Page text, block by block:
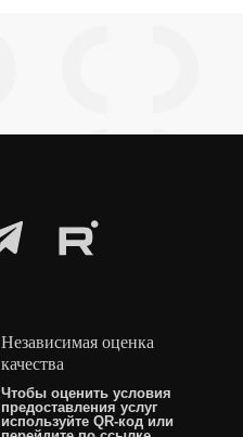
Независимая оценка
качества
Чтобы оценить условия
предоставления услуг
используйте QR-код или